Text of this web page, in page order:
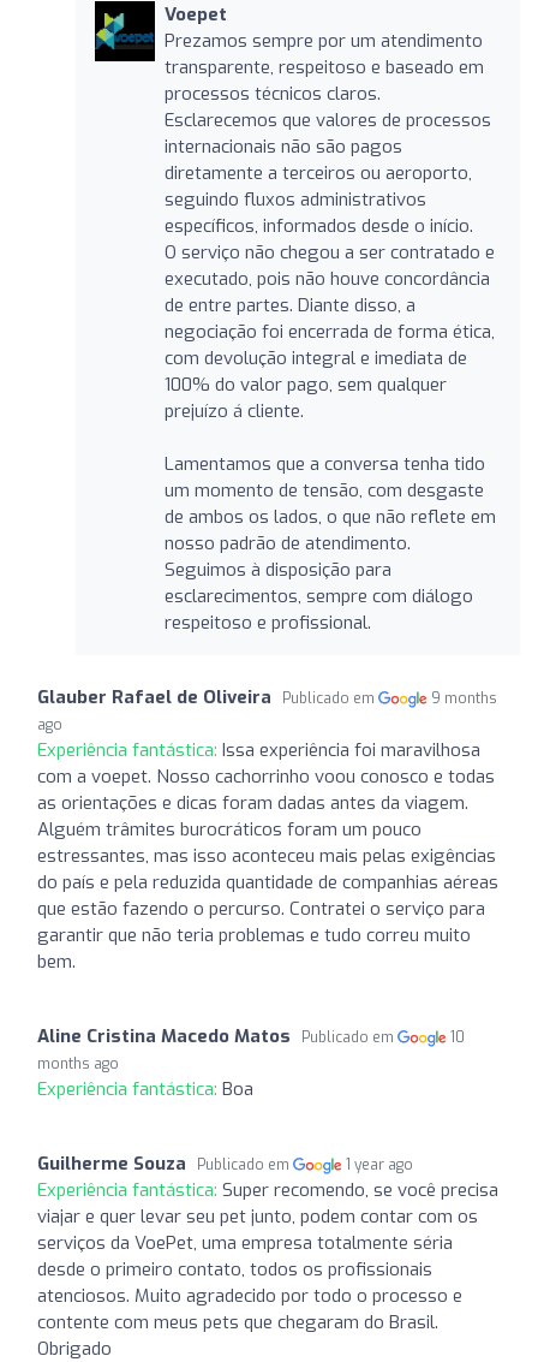
Voepet
Prezamos sempre por um atendimento
transparente, respeitoso e baseado em
processos técnicos claros.
Esclarecemos que valores de processos
internacionais não são pagos
diretamente a terceiros ou aeroporto,
seguindo fluxos administrativos
específicos, informados desde o início.
O serviço não chegou a ser contratado e
executado, pois não houve concordância
de entre partes. Diante disso, a
negociação foi encerrada de forma ética,
com devolução integral e imediata de
100% do valor pago, sem qualquer
prejuízo á cliente.
Lamentamos que a conversa tenha tido
um momento de tensão, com desgaste
de ambos os lados, o que não reflete em
nosso padrão de atendimento.
Seguimos à disposição para
esclarecimentos, sempre com diálogo
respeitoso e profissional.
Glauber Rafael de Oliveira Publicado em
9 months
ago
Experiência fantástica: Issa experiência foi maravilhosa
com a voepet. Nosso cachorrinho voou conosco e todas
as orientações e dicas foram dadas antes da viagem.
Alguém trâmites burocráticos foram um pouco
estressantes, mas isso aconteceu mais pelas exigências
do país e pela reduzida quantidade de companhias aéreas
que estão fazendo o percurso. Contratei o serviço para
garantir que não teria problemas e tudo correu muito
bem.
Aline Cristina Macedo Matos Publicado em
10
months ago
Experiência fantástica: Boa
Guilherme Souza Publicado em 1 year ago
Experiência fantástica: Super recomendo, se você precisa
viajar e quer levar seu pet junto, podem contar com os
serviços da VoePet, uma empresa totalmente séria
desde o primeiro contato, todos os profissionais
atenciosos. Muito agradecido por todo o processo e
contente com meus pets que chegaram do Brasil.
Obrigado